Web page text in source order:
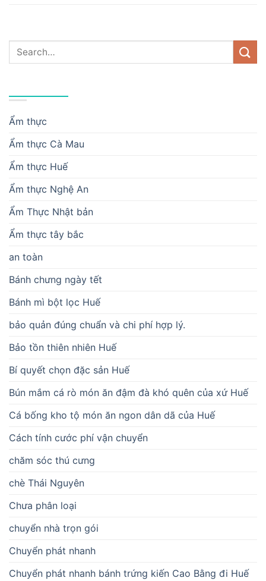
Ẩm thực
Ẩm thực Cà Mau
Ẩm thực Huế
Ẩm thực Nghệ An
Ẩm Thực Nhật bản
Ẩm thực tây bắc
an toàn
Bánh chưng ngày tết
Bánh mì bột lọc Huế
bảo quản đúng chuẩn và chi phí hợp lý.
Bảo tồn thiên nhiên Huế
Bí quyết chọn đặc sản Huế
Bún mắm cá rò món ăn đậm đà khó quên của xứ Huế
Cá bống kho tộ món ăn ngon dân dã của Huế
Cách tính cước phí vận chuyển
chăm sóc thú cưng
chè Thái Nguyên
Chưa phân loại
chuyển nhà trọn gói
Chuyển phát nhanh
Chuyển phát nhanh bánh trứng kiến Cao Bằng đi Huế